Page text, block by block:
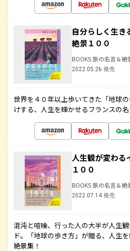
自分らしく生き
絶景１００
BOOKS 旅の名言＆絶
2022.05.26 発売
世界を４０年以上歩いてきた「地球
けする、人生を輝かせるフランスの
人生観が変わる
１００
BOOKS 旅の名言＆絶
2022.07.14 発売
混沌と喧噪、行った人の大半が人生
ド。「地球の歩き方」が贈る、人生
絶景集！